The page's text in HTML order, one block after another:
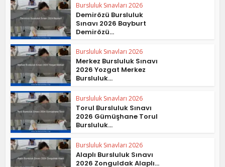
Bursluluk Sınavları 2026
Demirözü Bursluluk
Sınavı 2026 Bayburt
Demirözü...
Bursluluk Sınavları 2026
Merkez Bursluluk Sınavı
2026 Yozgat Merkez
Bursluluk...
Bursluluk Sınavları 2026
Torul Bursluluk Sınavı
2026 Gümüşhane Torul
Bursluluk...
Bursluluk Sınavları 2026
Alaplı Bursluluk Sınavı
2026 Zonguldak Alaplı...